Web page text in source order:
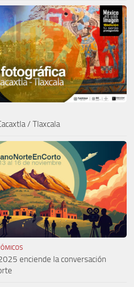
/ Tlaxcala
enciende la conversación